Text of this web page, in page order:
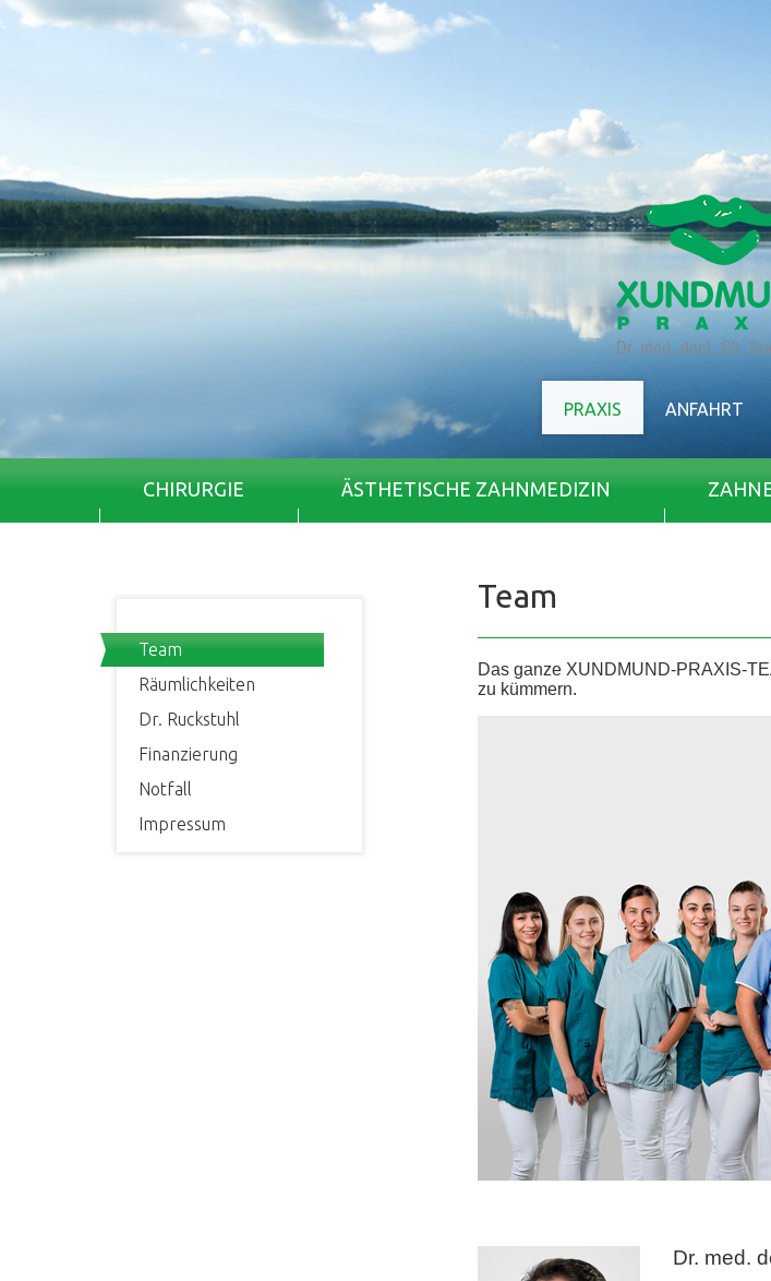
PRAXIS ANFAHRT
CHIRURGIE ÄSTHETISCHE ZAHNMEDIZIN
Team
Räumlichkeiten
Dr. Ruckstuhl
Finanzierung
Notfall
Impressum
Team
Das ganze XUNDMUND-PRAXIS-
zu kümmern.
Dr. med.